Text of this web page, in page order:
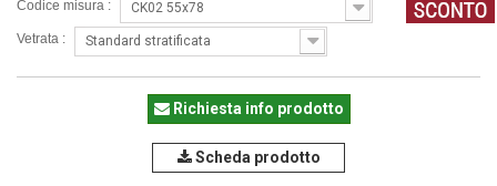
Codice misura :
CK02 55x78
Vetrata :
Standard stratificata
Richiesta info prodotto
Scheda prodotto